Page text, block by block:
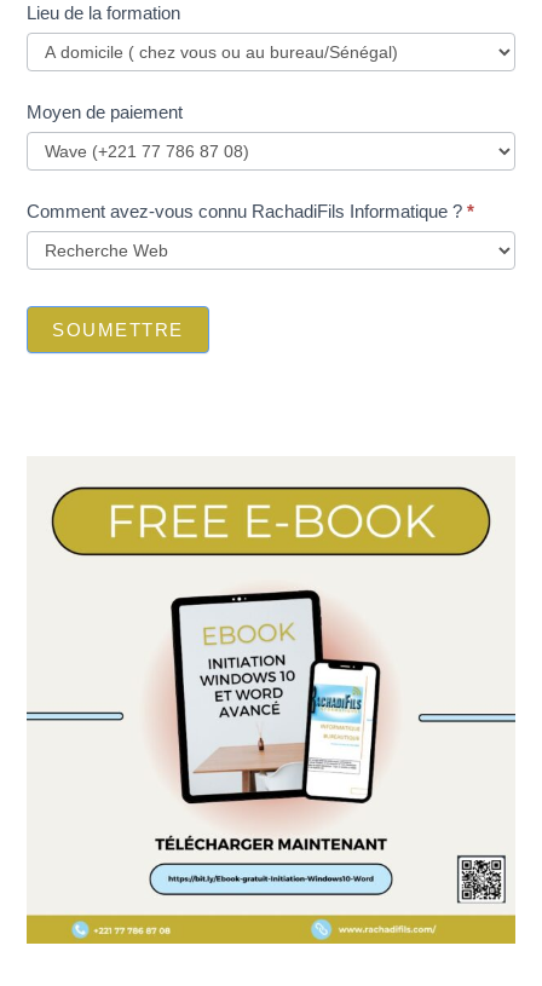
Lieu de la formation
Moyen de paiement
Comment avez-vous connu RachadiFils Informatique ?*
SOUMETTRE